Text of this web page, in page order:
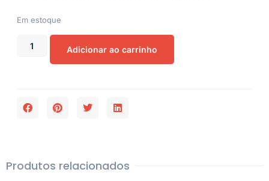
Em estoque
Adicionar ao carrinho
Produtos relacionados